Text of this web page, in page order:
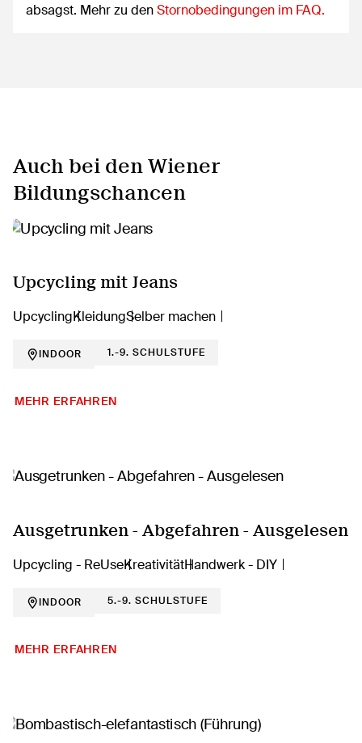
absagst. Mehr zu denStornobedingungen im FAQ.
Auch bei den Wiener
Bildungschancen
Upcycling mit Jeans
UpcyclingKleidungSelber machen
INDOOR 1.-9. SCHULSTUFE
MEHR ERFAHREN
Ausgetrunken - Abgefahren - Ausgelesen
Upcycling - ReUseKreativitätHandwerk - DIY
INDOOR 5.-9. SCHULSTUFE
MEHR ERFAHREN